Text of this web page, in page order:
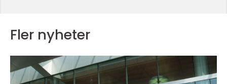
Fler nyheter